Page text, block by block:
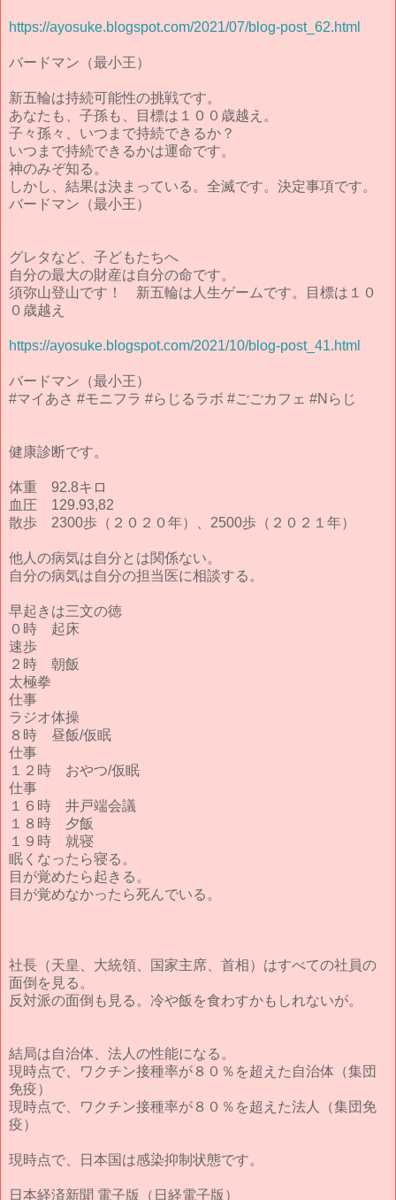
https://ayosuke.blogspot.com/2021/07/blog-post_62.html
バードマン（最小王）
新五輪は持続可能性の挑戦です。
あなたも、子孫も、目標は１００歳越え。
子々孫々、いつまで持続できるか？
いつまで持続できるかは運命です。
神のみぞ知る。
しかし、結果は決まっている。全滅です。決定事項です。
バードマン（最小王）
グレタなど、子どもたちへ
自分の最大の財産は自分の命です。
須弥山登山です！ 新五輪は人生ゲームです。目標は１０
０歳越え
https://ayosuke.blogspot.com/2021/10/blog-post_41.html
バードマン（最小王）
#マイあさ #モニフラ #らじるラボ #ごごカフェ #Nらじ
健康診断です。
体重 92.8キロ
血圧 129.93,82
散歩 2300歩（２０２０年）、2500歩（２０２１年）
他人の病気は自分とは関係ない。
自分の病気は自分の担当医に相談する。
早起きは三文の徳
０時 起床
速歩
２時 朝飯
太極拳
仕事
ラジオ体操
８時 昼飯/仮眠
仕事
１２時 おやつ/仮眠
仕事
１６時 井戸端会議
１８時 夕飯
１９時 就寝
眠くなったら寝る。
目が覚めたら起きる。
目が覚めなかったら死んでいる。
社長（天皇、大統領、国家主席、首相）はすべての社員の
面倒を見る。
反対派の面倒も見る。冷や飯を食わすかもしれないが。
結局は自治体、法人の性能になる。
現時点で、ワクチン接種率が８０％を超えた自治体（集団
免疫）
現時点で、ワクチン接種率が８０％を超えた法人（集団免
疫）
現時点で、日本国は感染抑制状態です。
日本経済新聞 電子版（日経電子版）